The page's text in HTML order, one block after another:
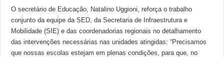
O secretário de Educação, Natalino Uggioni, reforça o trabalho
conjunto da equipe da SED, da Secretaria de Infraestrutura e
Mobilidade (SIE) e das coordenadorias regionais no detalhamento
das intervenções necessárias nas unidades atingidas: “Precisamos
que nossas escolas estejam em plenas condições, para que, no